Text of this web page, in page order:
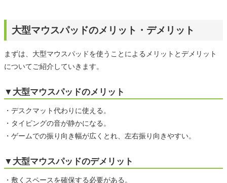
大型マウスパッドのメリット・デメリット
まずは、大型マウスパッドを使うことによるメリットとデメリット
についてご紹介していきます。
▼大型マウスパッドのメリット
・デスクマット代わりに使える。
・タイピングの音が静かになる。
・ゲームでの振り向き幅が広くとれ、左右振り向きやすい。
▼大型マウスパッドのデメリット
・敷くスペースを確保する必要がある。